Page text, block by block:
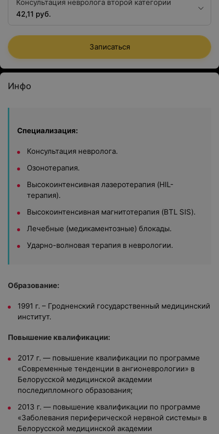
Консультация невролога второй категории
42,11 руб.
Записаться
Инфо
Специализация:
Консультация невролога.
Озонотерапия.
Высокоинтенсивная лазеротерапия (HIL-
терапия).
Высокоинтенсивная магнитотерапия (BTL SIS).
Лечебные (медикаментозные) блокады.
Ударно-волновая терапия в неврологии.
Образование:
1991 г. – Гродненский государственный медицинский
институт.
Повышение квалификации:
2017 г. — повышение квалификации по программе
«Современные тенденции в ангионеврологии» в
Белорусской медицинской академии
последипломного образования;
2013 г. — повышение квалификации по программе
«Заболевания периферической нервной системы» в
Белорусской медицинской академии